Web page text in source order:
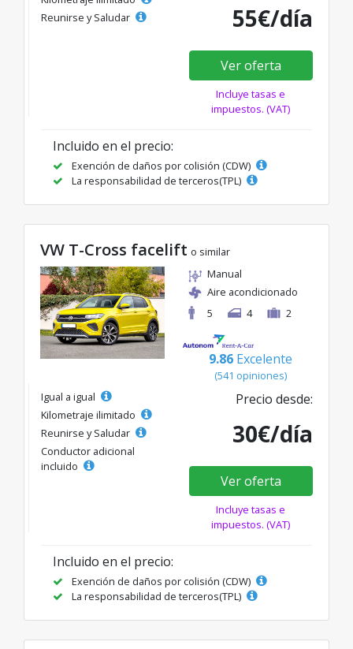
Reunirse y Saludar
55€/día
Ver oferta
Incluye tasas e
impuestos. (VAT)
Incluido en el precio:
Exención de daños por colisión (CDW)
La responsabilidad de terceros(TPL)
VW T-Cross facelift o similar
Manual
Aire acondicionado
5
4 2
9.86 Excelente
(541 opiniones)
Igual a igual
Kilometraje ilimitado
Reunirse y Saludar
Conductor adicional
incluido
Precio desde:
30€/día
Ver oferta
Incluye tasas e
impuestos. (VAT)
Incluido en el precio:
Exención de daños por colisión (CDW)
La responsabilidad de terceros(TPL)